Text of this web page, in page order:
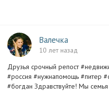
Валечка
10 лет назад
Друзья срочный репост
#россия #нужнапомощь #питер
#богдан Здравствуйте! Мы